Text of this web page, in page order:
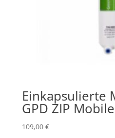
Einkapsulierte
GPD ZIP Mobile
109,00 €